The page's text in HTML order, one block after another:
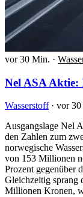
vor 30 Min. ·
Nel ASA Aktie:
Wasserstoff · vor
Ausgangslage Nel
den Zahlen zum
norwegische
von 153 Millionen
Prozent gegenüber
Gleichzeitig sprang
Millionen Kronen,